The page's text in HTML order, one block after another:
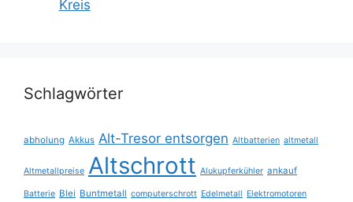
Schlagwörter
abholung Akkus Alt-Tresor entsorgen Altbatterien altmetall
Altmetallpreise Altschrott Alukupferkühler ankauf
Batterie Blei Buntmetall computerschrott Edelmetall Elektromotoren